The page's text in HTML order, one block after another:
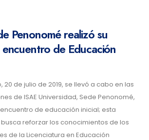
Penonomé realizó su
encuentro de Educación
20 de julio de 2019, se llevó a cabo en las
de ISAE Universidad, Sede Penonomé,
de educación inicial; esta
reforzar los conocimientos de los
de la Licenciatura en Educación